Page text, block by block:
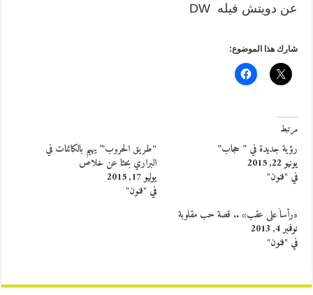
عن دويتش فيله DW
شارك هذا الموضوع:
مرتبط
رؤية جديدة في ” حجاب”
يونيو 22, 2015
في "فنون"
“طريق الحروب'” يهيم بالكائنات في
البراري بحثا عن خلاص
يوليو 17, 2015
في "فنون"
«رأساً على عقب» .. قصة حب مقلوبة
نوفمبر 4, 2013
في "فنون"